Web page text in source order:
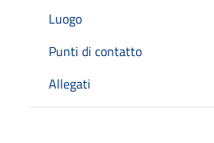
Luogo
Punti di contatto
Allegati